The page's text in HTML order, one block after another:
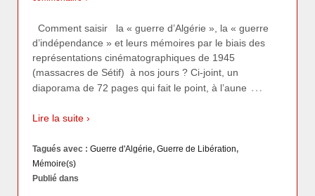
Comment saisir la « guerre d’Algérie », la « guerre
d’indépendance » et leurs mémoires par le biais des
représentations cinématographiques de 1945
(massacres de Sétif) à nos jours ? Ci-joint, un
diaporama de 72 pages qui fait le point, à l’aune …
Lire la suite ›
Tagués avec : Guerre d'Algérie, Guerre de Libération,
Mémoire(s)
Publié dans